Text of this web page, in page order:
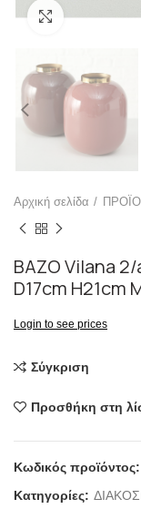
Click to
Αρχική σελίδα
ΒΑΖΟ Vilana
D17cm
Login to see prices
Σύγκριση
Προσθήκη στη
Κωδικός προϊόντος:
Κατηγορίες: